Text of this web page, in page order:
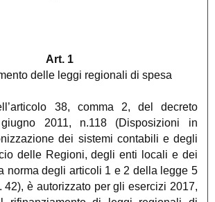
Art. 1
delle leggi regionali di spesa
38, comma 2, del decreto
2011, n.118 (Disposizioni in
dei sistemi contabili e degli
delle Regioni, degli enti locali e dei
norma degli articoli 1 e 2 della legge 5
42), è autorizzato per gli esercizi 2017,